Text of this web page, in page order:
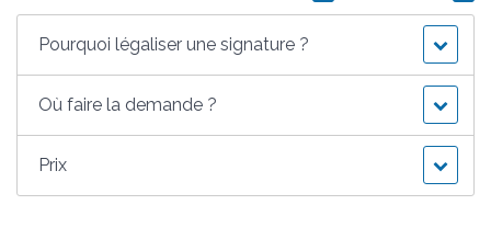
Pourquoi légaliser une signature ?
Où faire la demande ?
Prix